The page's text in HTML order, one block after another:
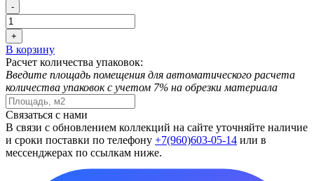
-
+
В корзину
Расчет количества упаковок:
Введите площадь помещения для автоматического расчета
количества упаковок с учетом 7% на обрезки материала
Связаться с нами
В связи с обновлением коллекций на сайте уточняйте наличие
и сроки поставки по телефону +7(960)603-05-14 или в
мессенджерах по ссылкам ниже.